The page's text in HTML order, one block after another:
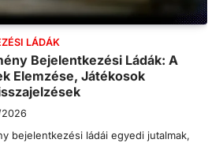
LÁDÁK
Bejelentkezési Ládák: A
Elemzése, Játékosok
bejelentkezési ládái egyedi jutalmak,